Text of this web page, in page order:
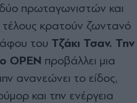
πρωταγωνιστών και
κρατούν ζωντανό
του Τζάκι Τσαν. Την
OPEN προβάλλει μια
ανανεώνει το είδος,
και την ενέργεια